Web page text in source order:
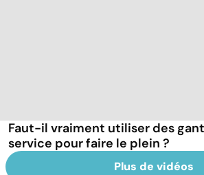
Faut-il vraiment utiliser des
service pour faire le plein ?
Plus de vidéos